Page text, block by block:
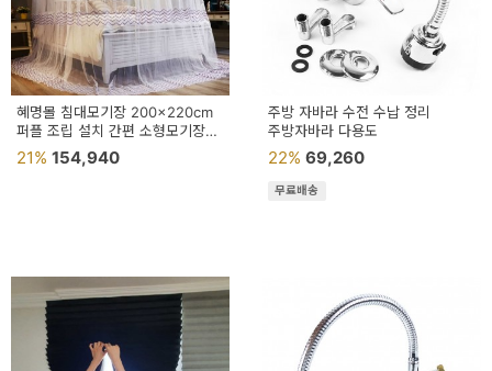
혜명몰 침대모기장 200x220cm
퍼플 조립 설치 간편 소형모기장
침대커튼 용모기장
21% 154,940
주방 자바라 수전 수납 정리
주방자바라 다용도
22% 69,260
무료배송